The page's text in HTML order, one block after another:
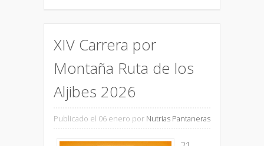
XIV Carrera por
Montaña Ruta de los
Aljibes 2026
Publicado el 06 enero por Nutrias Pantaneras